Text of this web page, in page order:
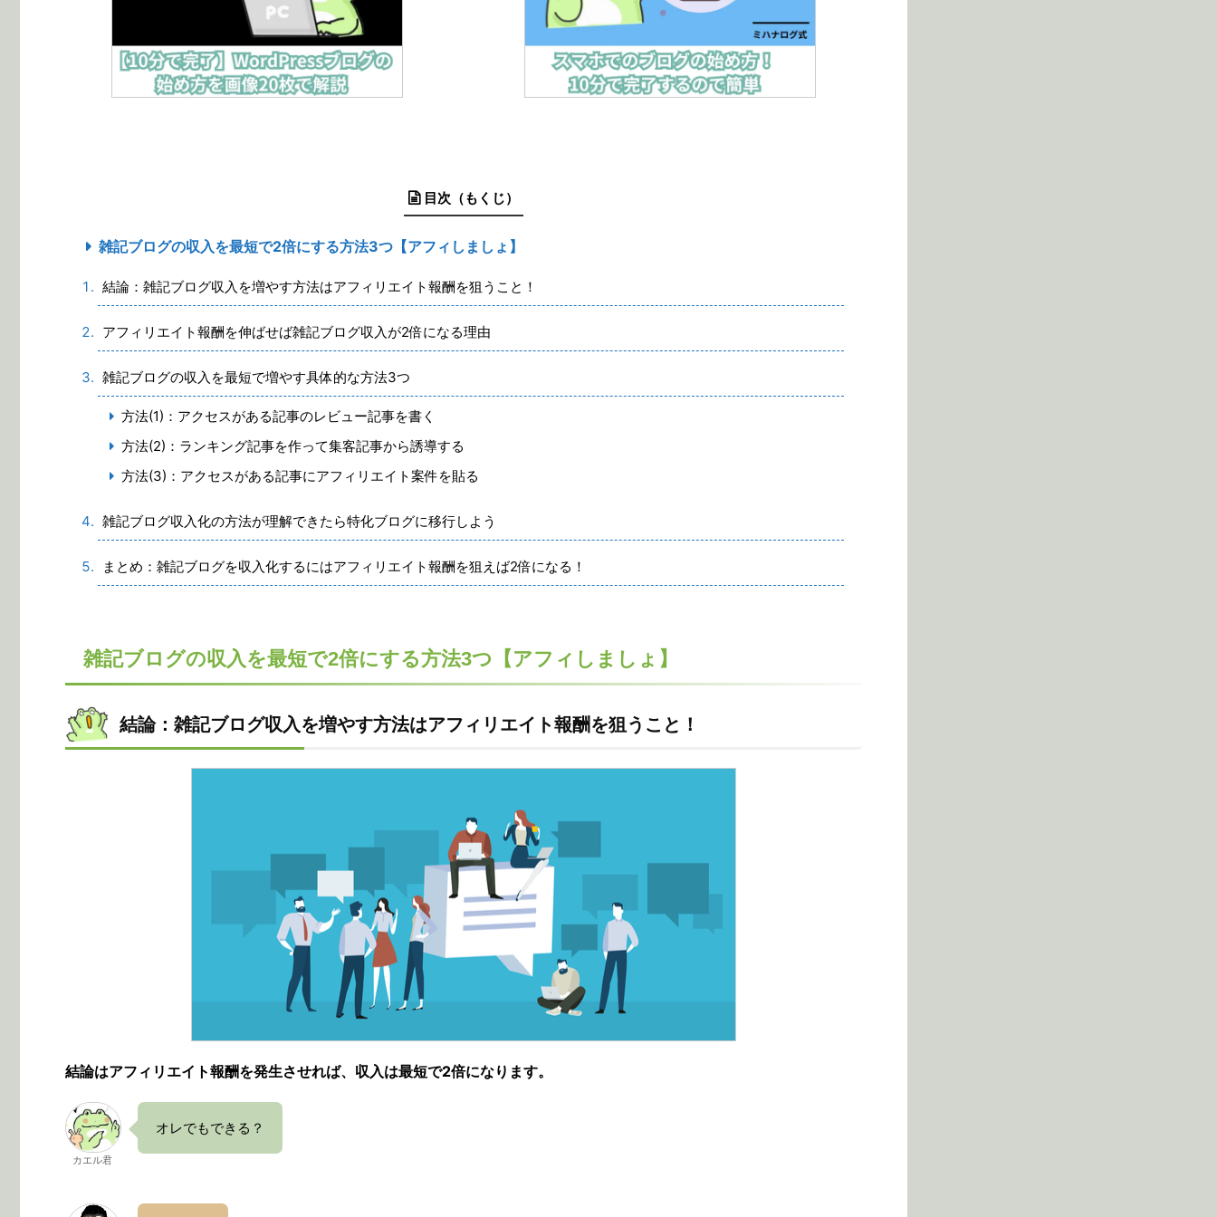
目次（もくじ）
雑記ブログの収入を最短で2倍にする方法3つ【アフィしましょ】
結論：雑記ブログ収入を増やす方法はアフィリエイト報酬を狙うこと！
アフィリエイト報酬を伸ばせば雑記ブログ収入が2倍になる理由
雑記ブログの収入を最短で増やす具体的な方法3つ
方法(1)：アクセスがある記事のレビュー記事を書く
方法(2)：ランキング記事を作って集客記事から誘導する
方法(3)：アクセスがある記事にアフィリエイト案件を貼る
雑記ブログ収入化の方法が理解できたら特化ブログに移行しよう
まとめ：雑記ブログを収入化するにはアフィリエイト報酬を狙えば2倍になる！
雑記ブログの収入を最短で2倍にする方法3つ【アフィしましょ】
結論：雑記ブログ収入を増やす方法はアフィリエイト報酬を狙うこと！
結論はアフィリエイト報酬を発生させれば、収入は最短で2倍になります。
カエル君
オレでもできる？